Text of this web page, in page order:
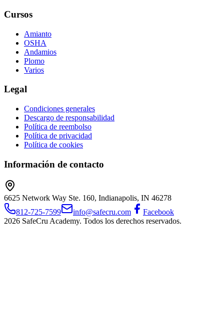
Cursos
Amianto
OSHA
Andamios
Plomo
Varios
Legal
Condiciones generales
Descargo de responsabilidad
Política de reembolso
Política de privacidad
Política de cookies
Información de contacto
6625 Network Way Ste. 160, Indianapolis, IN 46278
812-725-7599
info@safecru.com
Facebook
2026 SafeCru Academy. Todos los derechos reservados.